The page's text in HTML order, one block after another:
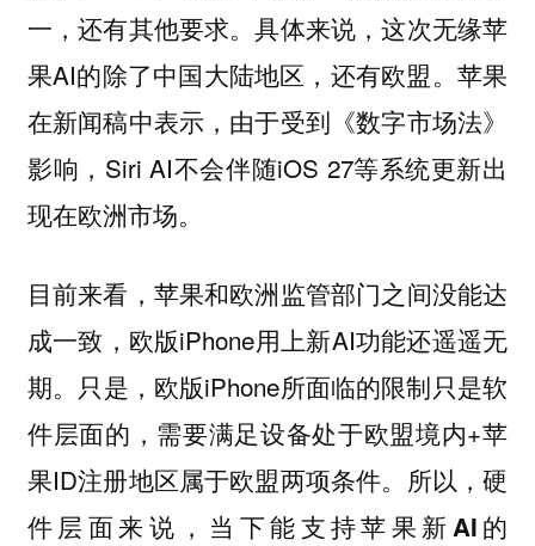
一，还有其他要求。具体来说，这次无缘苹
果AI的除了中国大陆地区，还有欧盟。苹果
在新闻稿中表示，由于受到《数字市场法》
影响，Siri AI不会伴随iOS 27等系统更新出
现在欧洲市场。
目前来看，苹果和欧洲监管部门之间没能达
成一致，欧版iPhone用上新AI功能还遥遥无
期。只是，欧版iPhone所面临的限制只是软
件层面的，需要满足设备处于欧盟境内+苹
果ID注册地区属于欧盟两项条件。 所以，硬
件层面来说，当下能支持苹果新AI的